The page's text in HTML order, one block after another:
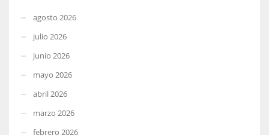
agosto 2026
julio 2026
junio 2026
mayo 2026
abril 2026
marzo 2026
febrero 2026